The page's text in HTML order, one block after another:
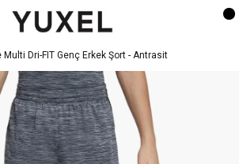
Multi Dri-FIT Genç Erkek Şort - Antrasit